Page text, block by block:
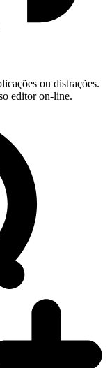
ou distrações.
editor on-line.